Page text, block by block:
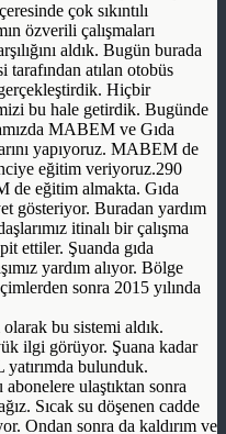
çok sıkıntılı
özverili çalışmaları
aldık. Bugün burada
tarafından atılan otobüs
Hiçbir
bu hale getirdik. Bugünde
MABEM ve Gıda
yapıyoruz. MABEM de
eğitim veriyoruz.290
de eğitim almakta. Gıda
gösteriyor. Buradan yardım
itinalı bir çalışma
ettiler. Şuanda gıda
yardım alıyor. Bölge
sonra 2015 yılında
bu sistemi aldık.
ilgi görüyor. Şuana kadar
bulunduk.
ulaştıktan sonra
Sıcak su döşenen cadde
Ondan sonra da kaldırım ve